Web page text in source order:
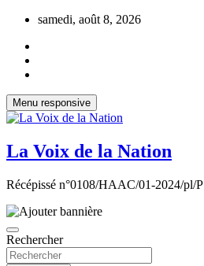
Aller
contenu
samedi, août 8, 2026
Menu responsive
La Voix de la Nation
Récépissé n°0108/HAAC/01-2024/pl/P
Rechercher